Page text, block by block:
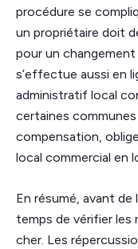
procédure se
un propriétaire doit
pour un changement
s’effectue aussi en
administratif local
certaines
compensation,
local commercial en
En résumé, avant
temps de vérifier les
cher. Les